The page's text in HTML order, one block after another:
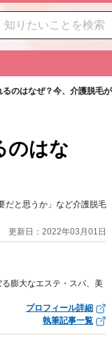
のはなぜ？今、介護脱毛
のはな
だと思うか」など介護脱毛
更新日：2022年03月01日
膨大なエステ・スパ、美
プロフィール詳細
執筆記事一覧